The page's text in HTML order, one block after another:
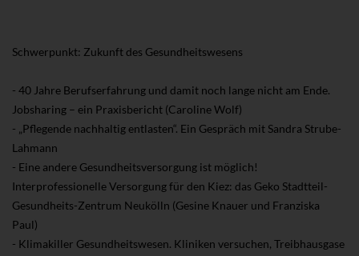
Schwerpunkt: Zukunft des Gesundheitswesens
- 40 Jahre Berufserfahrung und damit noch lange nicht am Ende.
Jobsharing – ein Praxisbericht (Caroline Wolf)
- „Pflegende nachhaltig entlasten“. Ein Gespräch mit Sandra Strube-
Lahmann
- Eine andere Gesundheitsversorgung ist möglich!
Interprofessionelle Versorgung für den Kiez: das Geko Stadtteil-
Gesundheits-Zentrum Neukölln (Gesine Knauer und Franziska
Paul)
- Klimakiller Gesundheitswesen. Kliniken versuchen, Treibhausgase